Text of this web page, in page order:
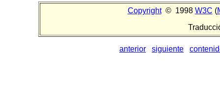
Copyright© 1998 W3C (
anterior siguiente